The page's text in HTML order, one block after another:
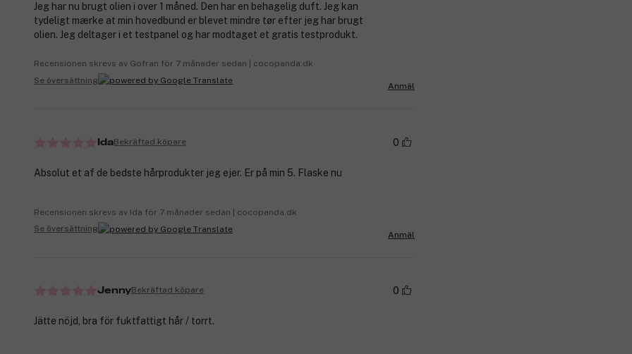
Jeg har nu brugt olien i over 1 måned. Den har en behagelig duft. Jeg kan
tydeligt mærke at min hovedbund er blevet mindre tør efter jeg har brugt
olien. Jeg deltager i et testpanel og har modtaget et gratis testprodukt.
Recensionen skrevs av Gofran för 7 månader sedan | cocopanda.dk
Se översättning
Anmäl
IdaBekräftad köpare 0
Absolut et af de bedste hårprodukter jeg ejer. Er på min 5. Flaske nu
Recensionen skrevs av Ida för 7 månader sedan | cocopanda.dk
Se översättning
Anmäl
JennyBekräftad köpare 0
Jätte nöjd, bra för fuktfattigt hår / torrt.